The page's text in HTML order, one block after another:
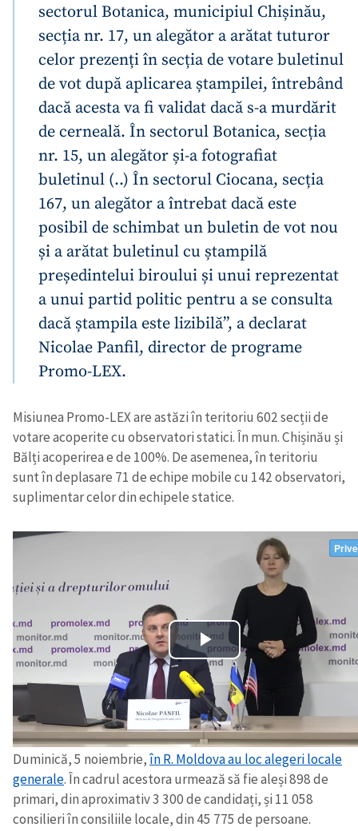
Trimite o informație
Despre ZdG
in English
на русском
sectorul Botanica, municipiul Chișinău,
secția nr. 17, un alegător a arătat tuturor
celor prezenți în secția de votare buletinul
de vot după aplicarea ștampilei, întrebând
dacă acesta va fi validat dacă s-a murdărit
de cerneală. În sectorul Botanica, secția
nr. 15, un alegător și-a fotografiat
buletinul (..) În sectorul Ciocana, secția
167, un alegător a întrebat dacă este
posibil de schimbat un buletin de vot nou
și a arătat buletinul cu ștampilă
președintelui biroului și unui reprezentat
a unui partid politic pentru a se consulta
dacă ștampila este lizibilă”, a declarat
Nicolae Panfil, director de programe
Promo-LEX.
Misiunea Promo-LEX are astăzi în teritoriu 602 secții de
votare acoperite cu observatori statici. În mun. Chișinău și
Bălți acoperirea e de 100%. De asemenea, în teritoriu
sunt în deplasare 71 de echipe mobile cu 142 observatori,
suplimentar celor din echipele statice.
Duminică, 5 noiembrie,în R. Moldova au loc alegeri locale
generale. În cadrul acestora urmează să fie aleși 898 de
primari, din aproximativ 3 300 de candidați, și 11 058
consilieri în consiliile locale, din 45 775 de persoane.